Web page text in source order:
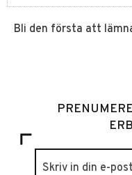
Bli den första att